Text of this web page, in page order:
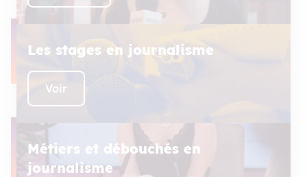
Les stages en journalisme
Voir
Métiers et débouchés en
journalisme